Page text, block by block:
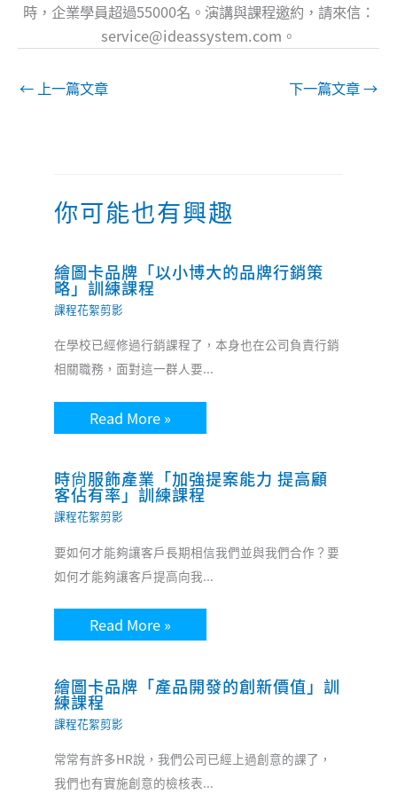
時，企業學員超過55000名。演講與課程邀約，請來信：
service@ideassystem.com 。
← 上一篇文章 下一篇文章→
你可能也有興趣
繪圖卡品牌「以小博大的品牌行銷策
略」訓練課程
課程花絮剪影
在學校已經修過行銷課程了，本身也在公司負責行銷
相關職務，面對這一群人要...
Read More »
時尙服飾產業「加強提案能力 提高顧
客佔有率」訓練課程
課程花絮剪影
要如何才能夠讓客戶長期相信我們並與我們合作？要
如何才能夠讓客戶提高向我...
Read More »
繪圖卡品牌「產品開發的創新價值」訓
練課程
課程花絮剪影
常常有許多HR說，我們公司已經上過創意的課了，
我們也有實施創意的檢核表...